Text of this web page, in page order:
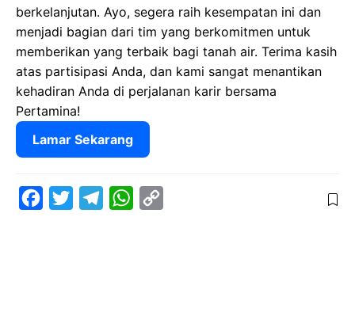
berkelanjutan. Ayo, segera raih kesempatan ini dan
menjadi bagian dari tim yang berkomitmen untuk
memberikan yang terbaik bagi tanah air. Terima kasih
atas partisipasi Anda, dan kami sangat menantikan
kehadiran Anda di perjalanan karir bersama
Pertamina!
Lamar Sekarang
W